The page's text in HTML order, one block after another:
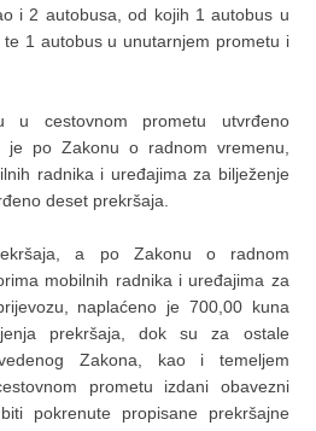
i 2 autobusa, od kojih 1 autobus u
1 autobus u unutarnjem prometu i
u cestovnom prometu utvrđeno
je po Zakonu o radnom vremenu,
radnika i uređajima za bilježenje
deset prekršaja.
a po Zakonu o radnom
mobilnih radnika i uređajima za
naplaćeno je 700,00 kuna
prekršaja, dok su za ostale
Zakona, kao i temeljem
prometu izdani obavezni
pokrenute propisane prekršajne